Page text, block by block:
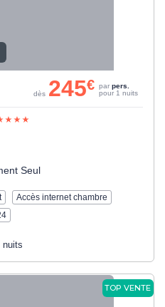
Seul
Accès internet chambre
nuits
dès 245€ par pers.
pour 1 nuits
TOP VENTE